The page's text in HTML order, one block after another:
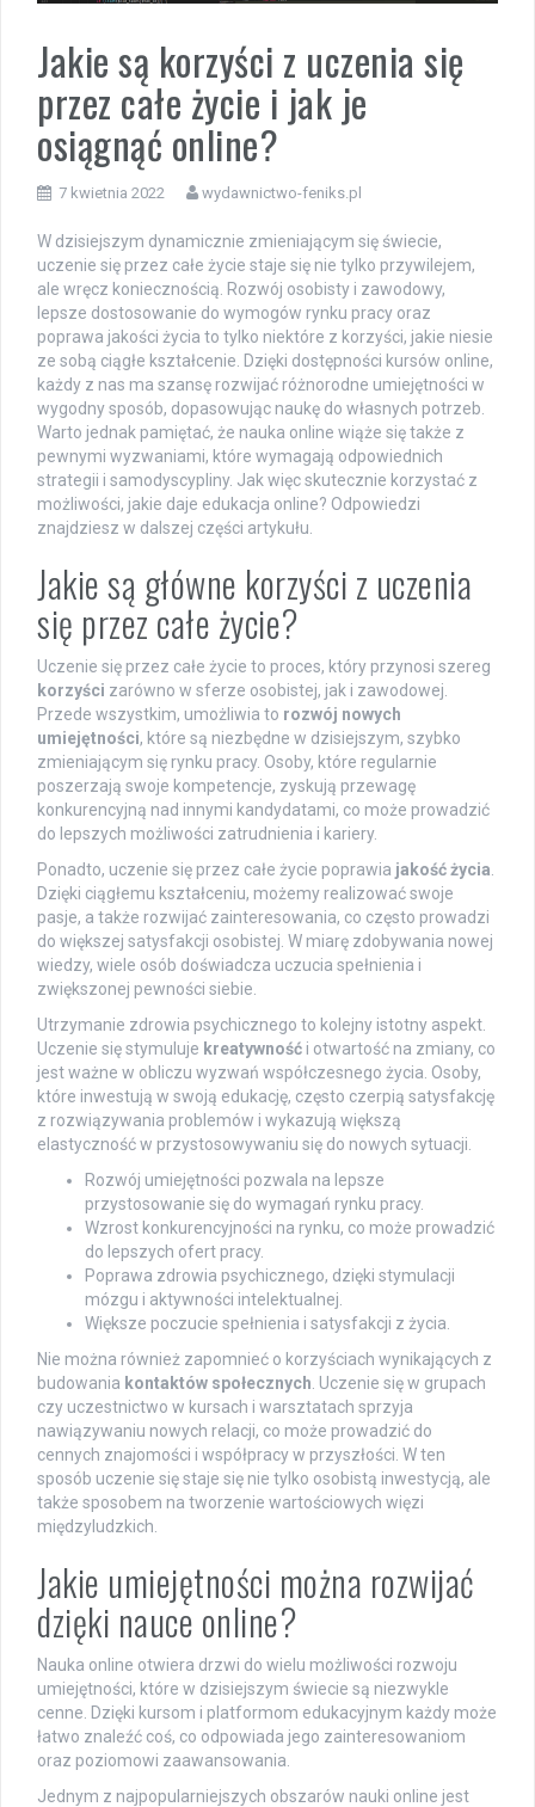
Jakie są korzyści z uczenia się
przez całe życie i jak je
osiągnąć online?
7 kwietnia 2022 wydawnictwo-feniks.pl
W dzisiejszym dynamicznie zmieniającym się świecie,
uczenie się przez całe życie staje się nie tylko przywilejem,
ale wręcz koniecznością. Rozwój osobisty i zawodowy,
lepsze dostosowanie do wymogów rynku pracy oraz
poprawa jakości życia to tylko niektóre z korzyści, jakie niesie
ze sobą ciągłe kształcenie. Dzięki dostępności kursów online,
każdy z nas ma szansę rozwijać różnorodne umiejętności w
wygodny sposób, dopasowując naukę do własnych potrzeb.
Warto jednak pamiętać, że nauka online wiąże się także z
pewnymi wyzwaniami, które wymagają odpowiednich
strategii i samodyscypliny. Jak więc skutecznie korzystać z
możliwości, jakie daje edukacja online? Odpowiedzi
znajdziesz w dalszej części artykułu.
Jakie są główne korzyści z uczenia
się przez całe życie?
Uczenie się przez całe życie to proces, który przynosi szereg
korzyści zarówno w sferze osobistej, jak i zawodowej.
Przede wszystkim, umożliwia to rozwój nowych
umiejętności, które są niezbędne w dzisiejszym, szybko
zmieniającym się rynku pracy. Osoby, które regularnie
poszerzają swoje kompetencje, zyskują przewagę
konkurencyjną nad innymi kandydatami, co może prowadzić
do lepszych możliwości zatrudnienia i kariery.
Ponadto, uczenie się przez całe życie poprawia jakość życia
Dzięki ciągłemu kształceniu, możemy realizować swoje
pasje, a także rozwijać zainteresowania, co często prowadzi
do większej satysfakcji osobistej. W miarę zdobywania nowej
wiedzy, wiele osób doświadcza uczucia spełnienia i
zwiększonej pewności siebie.
Utrzymanie zdrowia psychicznego to kolejny istotny aspekt.
Uczenie się stymuluje kreatywność i otwartość na zmiany, co
jest ważne w obliczu wyzwań współczesnego życia. Osoby,
które inwestują w swoją edukację, często czerpią satysfakcję
z rozwiązywania problemów i wykazują większą
elastyczność w przystosowywaniu się do nowych sytuacji.
Rozwój umiejętności pozwala na lepsze
przystosowanie się do wymagań rynku pracy.
Wzrost konkurencyjności na rynku, co może prowadzić
do lepszych ofert pracy.
Poprawa zdrowia psychicznego, dzięki stymulacji
mózgu i aktywności intelektualnej.
Większe poczucie spełnienia i satysfakcji z życia.
Nie można również zapomnieć o korzyściach wynikających z
budowania kontaktów społecznych . Uczenie się w grupach
czy uczestnictwo w kursach i warsztatach sprzyja
nawiązywaniu nowych relacji, co może prowadzić do
cennych znajomości i współpracy w przyszłości. W ten
sposób uczenie się staje się nie tylko osobistą inwestycją, ale
także sposobem na tworzenie wartościowych więzi
międzyludzkich.
Jakie umiejętności można rozwijać
dzięki nauce online?
Nauka online otwiera drzwi do wielu możliwości rozwoju
umiejętności, które w dzisiejszym świecie są niezwykle
cenne. Dzięki kursom i platformom edukacyjnym każdy może
łatwo znaleźć coś, co odpowiada jego zainteresowaniom
oraz poziomowi zaawansowania.
Jednym z najpopularniejszych obszarów nauki online jest